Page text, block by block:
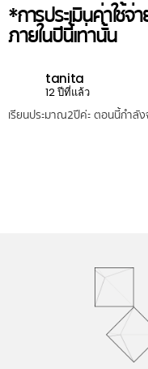
*การประเมินค่าใช้จ่
ภายในปีนี้เท่านั้น
tanita
12 ปีที่แล้ว
เรียนประมาณ2ปีค่ะ ตอนนี้กำลัง